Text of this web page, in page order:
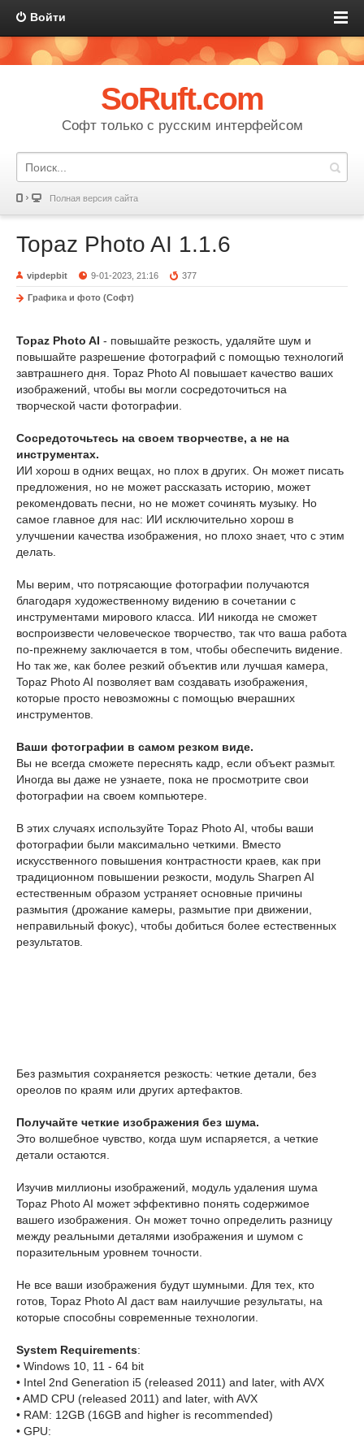
Войти
SoRuft.com
Софт только с русским интерфейсом
Полная версия сайта
Topaz Photo AI 1.1.6
vipdepbit 9-01-2023, 21:16 377
Графика и фото (Софт)
Topaz Photo AI - повышайте резкость, удаляйте шум и
повышайте разрешение фотографий с помощью технологий
завтрашнего дня. Topaz Photo AI повышает качество ваших
изображений, чтобы вы могли сосредоточиться на
творческой части фотографии.
Сосредоточьтесь на своем творчестве, а не на
инструментах.
ИИ хорош в одних вещах, но плох в других. Он может писать
предложения, но не может рассказать историю, может
рекомендовать песни, но не может сочинять музыку. Но
самое главное для нас: ИИ исключительно хорош в
улучшении качества изображения, но плохо знает, что с этим
делать.
Мы верим, что потрясающие фотографии получаются
благодаря художественному видению в сочетании с
инструментами мирового класса. ИИ никогда не сможет
воспроизвести человеческое творчество, так что ваша работа
по-прежнему заключается в том, чтобы обеспечить видение.
Но так же, как более резкий объектив или лучшая камера,
Topaz Photo AI позволяет вам создавать изображения,
которые просто невозможны с помощью вчерашних
инструментов.
Ваши фотографии в самом резком виде.
Вы не всегда сможете переснять кадр, если объект размыт.
Иногда вы даже не узнаете, пока не просмотрите свои
фотографии на своем компьютере.
В этих случаях используйте Topaz Photo AI, чтобы ваши
фотографии были максимально четкими. Вместо
искусственного повышения контрастности краев, как при
традиционном повышении резкости, модуль Sharpen AI
естественным образом устраняет основные причины
размытия (дрожание камеры, размытие при движении,
неправильный фокус), чтобы добиться более естественных
результатов.
Без размытия сохраняется резкость: четкие детали, без
ореолов по краям или других артефактов.
Получайте четкие изображения без шума.
Это волшебное чувство, когда шум испаряется, а четкие
детали остаются.
Изучив миллионы изображений, модуль удаления шума
Topaz Photo AI может эффективно понять содержимое
вашего изображения. Он может точно определить разницу
между реальными деталями изображения и шумом с
поразительным уровнем точности.
Не все ваши изображения будут шумными. Для тех, кто
готов, Topaz Photo AI даст вам наилучшие результаты, на
которые способны современные технологии.
System Requirements:
• Windows 10, 11 - 64 bit
• Intel 2nd Generation i5 (released 2011) and later, with AVX
• AMD CPU (released 2011) and later, with AVX
• RAM: 12GB (16GB and higher is recommended)
• GPU: